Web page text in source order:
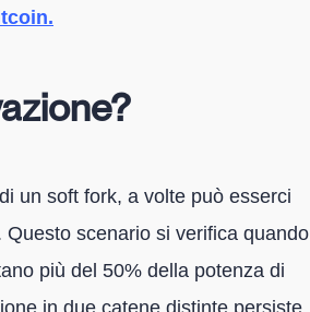
un soft fork, a volte può esserci
scenario si verifica quando
più del 50% della potenza di
in due catene distinte persiste